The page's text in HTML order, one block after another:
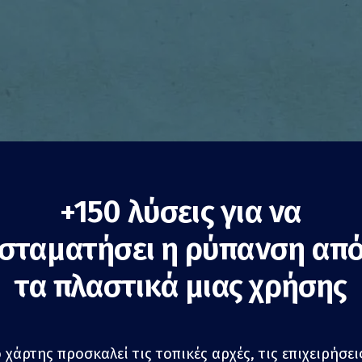
κατανάλωσης
της κατανάλωσης Δημόσιες αρχές
+150 λύσεις για να
η ρύπανση
τα πλαστικά μιας χρήσης
προσκαλεί τις τοπικές αρχές, τις